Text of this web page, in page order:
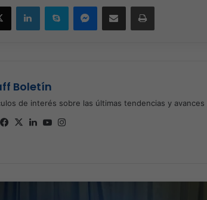
X LinkedInSkype MessengerCompartir por correo electrónicoImprimir
Boletín
de interés sobre las últimas tendencias y
SitioFacebook
X LinkedInYouTube